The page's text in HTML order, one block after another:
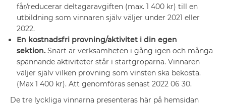
får/reducerar deltagaravgiften (max. 1 400 kr) till en
utbildning som vinnaren själv väljer under 2021 eller
2022.
En kostnadsfri provning/aktivitet i din egen
sektion. Snart är verksamheten i gång igen och många
spännande aktiviteter står i startgroparna. Vinnaren
väljer själv vilken provning som vinsten ska bekosta.
(Max 1 400 kr). Att genomföras senast 2022 06 30.
De tre lyckliga vinnarna presenteras här på hemsidan